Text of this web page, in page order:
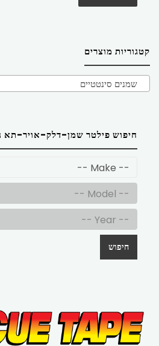
קטגוריות מוצרים
שמנים סינטטיים
חיפוש פילטר שמן-דלק-אויר-תא
חיפוש